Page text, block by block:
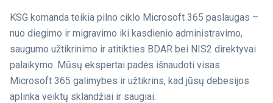
KSG komanda teikia pilno ciklo Microsoft 365 paslaugas –
nuo diegimo ir migravimo iki kasdienio administravimo,
saugumo užtikrinimo ir atitikties BDAR bei NIS2 direktyvai
palaikymo. Mūsų ekspertai padės išnaudoti visas
Microsoft 365 galimybes ir užtikrins, kad jūsų debesijos
aplinka veiktų sklandžiai ir saugiai.